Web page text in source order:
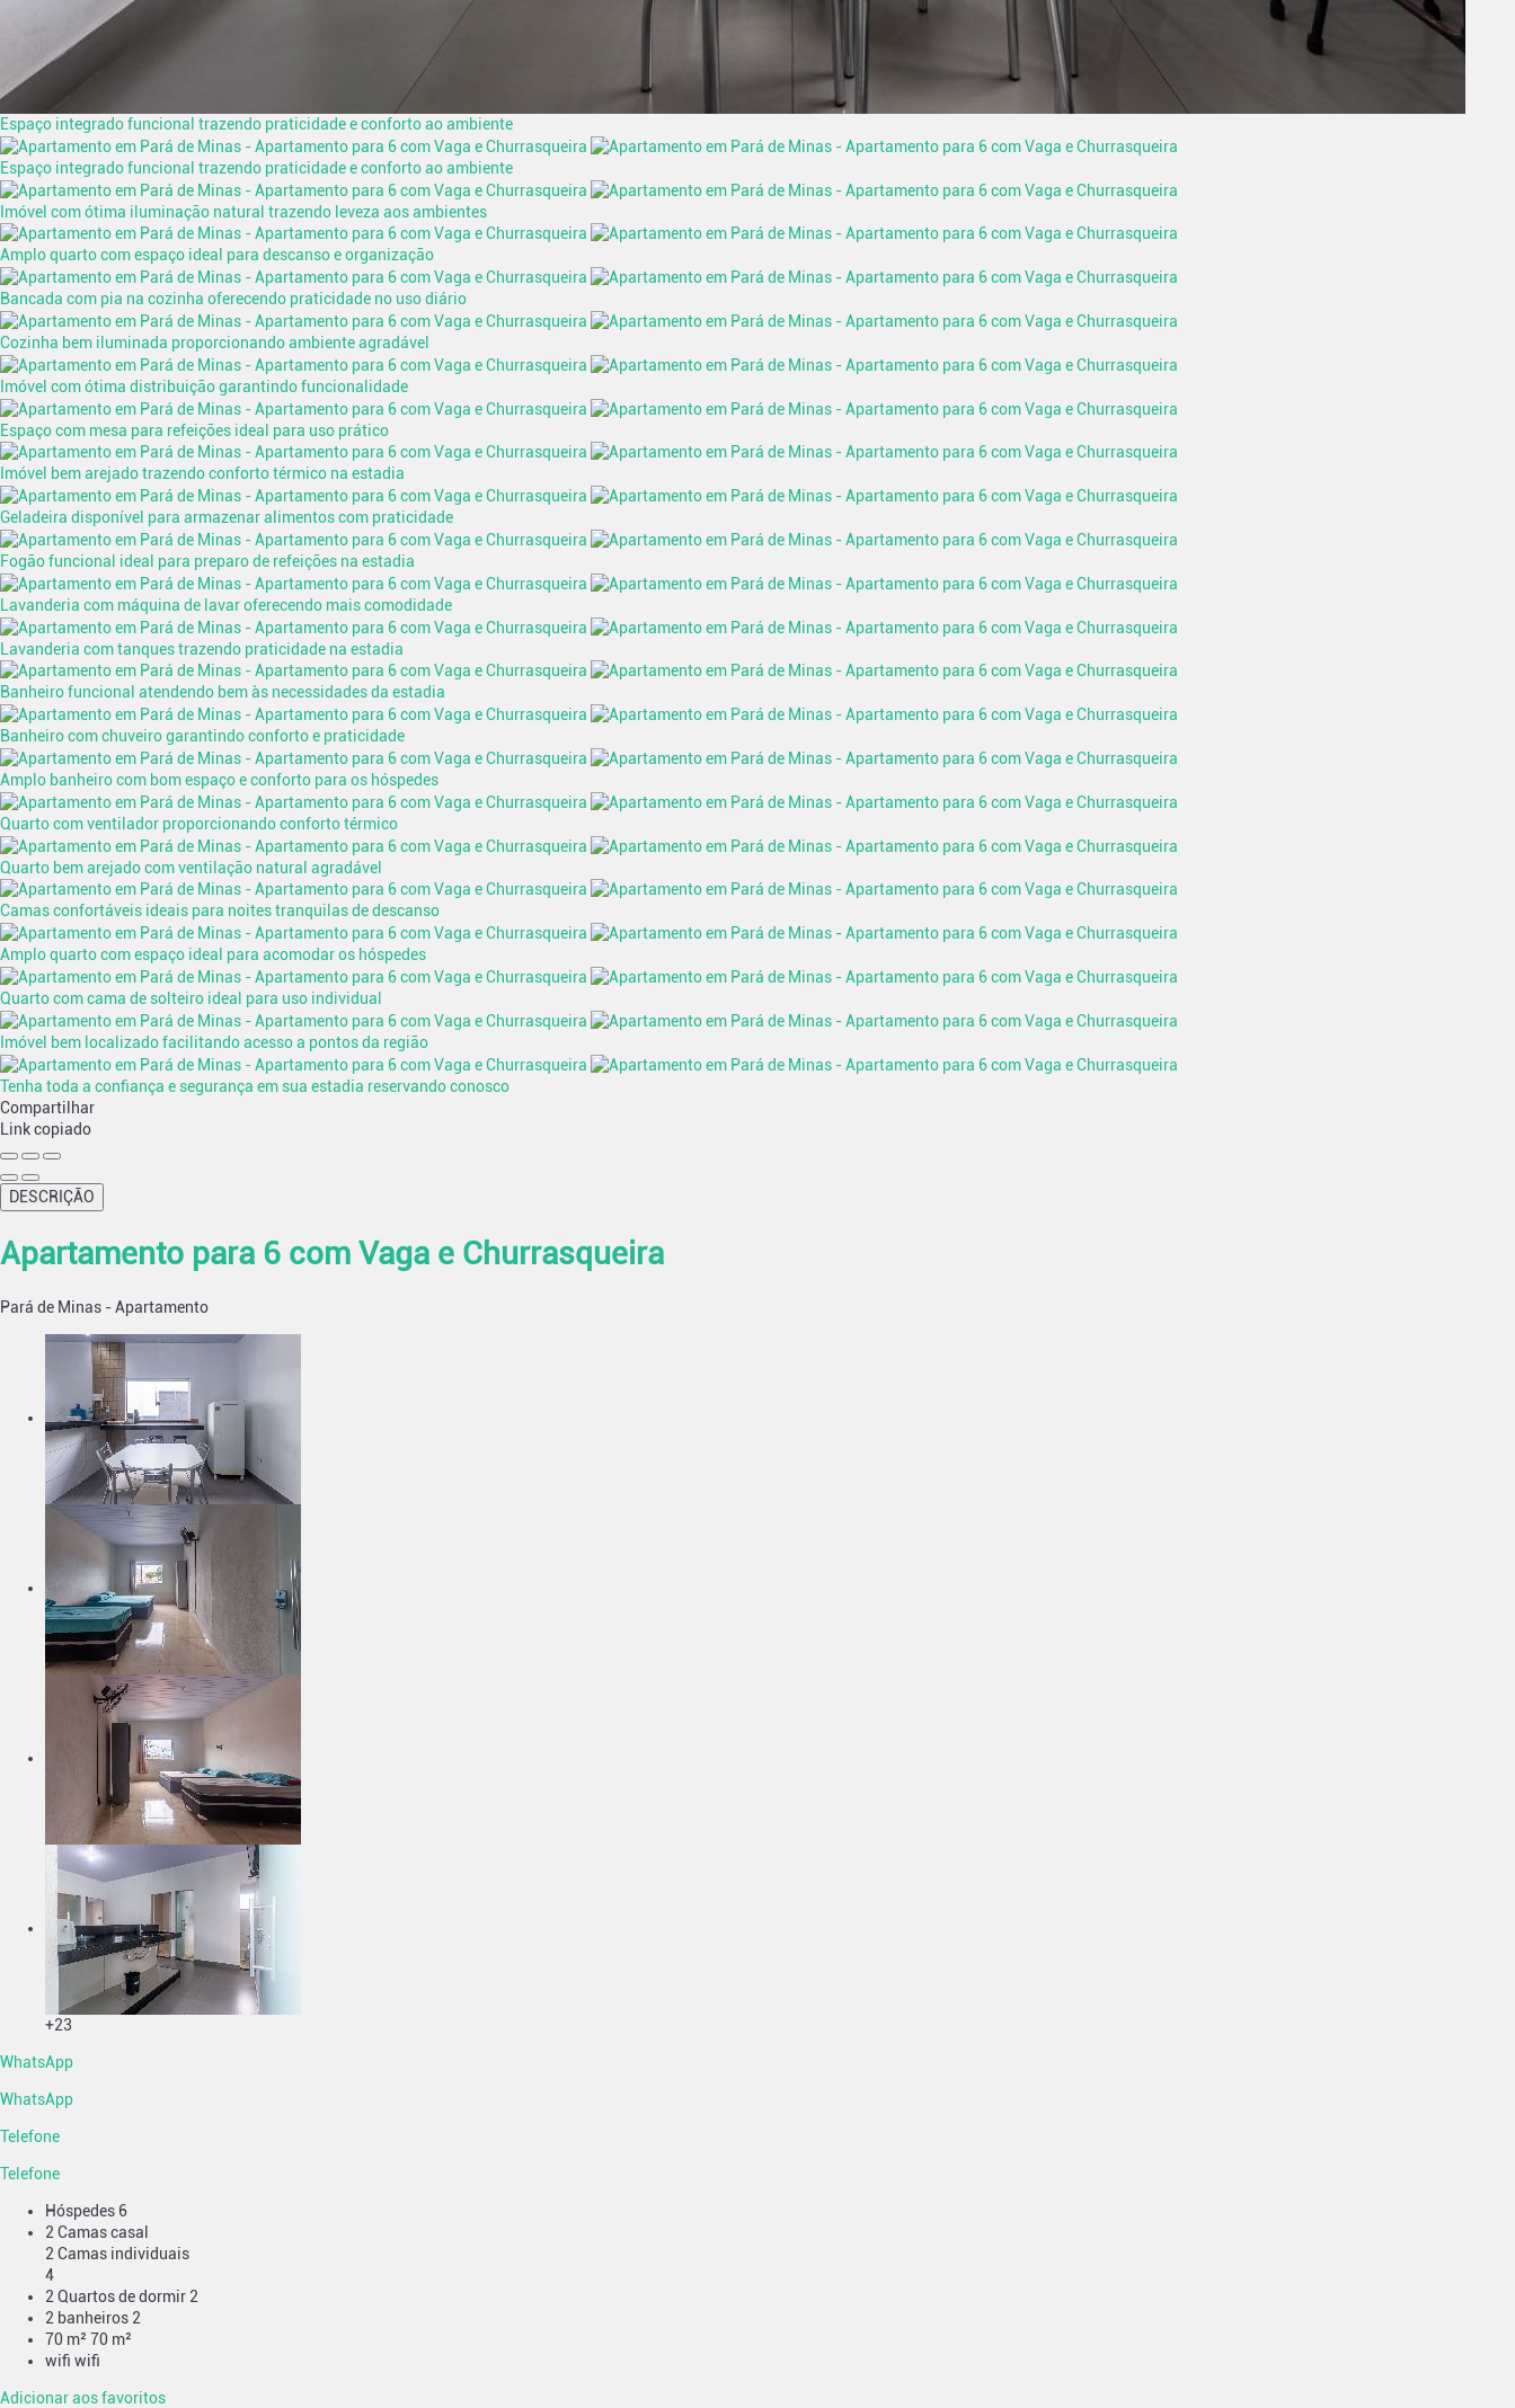
Espaço integrado funcional trazendo praticidade e conforto ao ambiente
Espaço integrado funcional trazendo praticidade e conforto ao ambiente
Imóvel com ótima iluminação natural trazendo leveza aos ambientes
Amplo quarto com espaço ideal para descanso e organização
Bancada com pia na cozinha oferecendo praticidade no uso diário
Cozinha bem iluminada proporcionando ambiente agradável
Imóvel com ótima distribuição garantindo funcionalidade
Espaço com mesa para refeições ideal para uso prático
Imóvel bem arejado trazendo conforto térmico na estadia
Geladeira disponível para armazenar alimentos com praticidade
Fogão funcional ideal para preparo de refeições na estadia
Lavanderia com máquina de lavar oferecendo mais comodidade
Lavanderia com tanques trazendo praticidade na estadia
Banheiro funcional atendendo bem às necessidades da estadia
Banheiro com chuveiro garantindo conforto e praticidade
Amplo banheiro com bom espaço e conforto para os hóspedes
Quarto com ventilador proporcionando conforto térmico
Quarto bem arejado com ventilação natural agradável
Camas confortáveis ideais para noites tranquilas de descanso
Amplo quarto com espaço ideal para acomodar os hóspedes
Quarto com cama de solteiro ideal para uso individual
Imóvel bem localizado facilitando acesso a pontos da região
Tenha toda a confiança e segurança em sua estadia reservando conosco
Compartilhar
Link copiado
DESCRIÇÃO
Apartamento para 6 com Vaga e Churrasqueira
Pará de Minas -Apartamento
+23
WhatsApp
WhatsApp
Telefone
Telefone
Hóspedes 6
2 Camas casal
2 Camas individuais
4
2 Quartos de dormir 2
2 banheiros 2
70 m² 70 m²
wifi wifi
Adicionar aos favoritos